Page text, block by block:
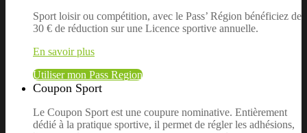
Sport loisir ou compétition, avec le Pass’ Région bénéficiez de
30 € de réduction sur une Licence sportive annuelle.
En savoir plus
Utiliser mon Pass Region
Coupon Sport
Le Coupon Sport est une coupure nominative. Entièrement
dédié à la pratique sportive, il permet de régler les adhésions,